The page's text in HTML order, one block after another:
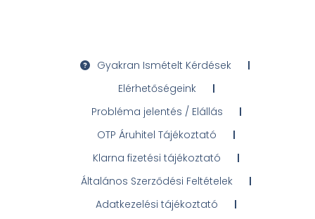
Gyakran Ismételt Kérdések
Elérhetőségeink
Probléma jelentés / Elállás
OTP Áruhitel Tájékoztató
Klarna fizetési tájékoztató
Általános Szerződési Feltételek
Adatkezelési tájékoztató